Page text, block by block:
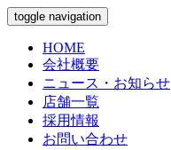
toggle navigation
HOME
会社概要
ニュース・お知らせ
店舗一覧
採用情報
お問い合わせ